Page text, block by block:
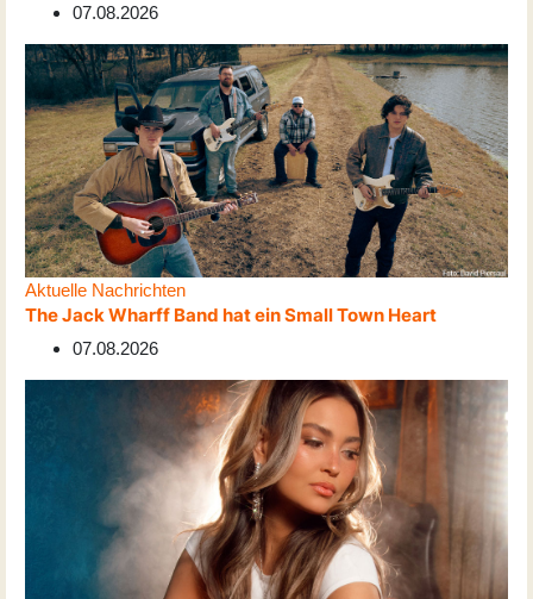
07.08.2026
Aktuelle Nachrichten
The Jack Wharff Band hat ein Small Town Heart
07.08.2026